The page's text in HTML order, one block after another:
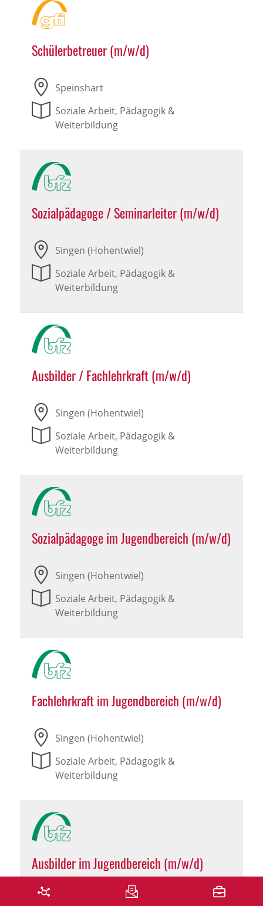
Schülerbetreuer (m/w/d)
Speinshart
Soziale Arbeit, Pädagogik &
Weiterbildung
Sozialpädagoge / Seminarleiter (m/w/d)
Singen (Hohentwiel)
Soziale Arbeit, Pädagogik &
Weiterbildung
Ausbilder / Fachlehrkraft (m/w/d)
Singen (Hohentwiel)
Soziale Arbeit, Pädagogik &
Weiterbildung
Sozialpädagoge im Jugendbereich (m/w/d)
Singen (Hohentwiel)
Soziale Arbeit, Pädagogik &
Weiterbildung
Fachlehrkraft im Jugendbereich (m/w/d)
Singen (Hohentwiel)
Soziale Arbeit, Pädagogik &
Weiterbildung
Ausbilder im Jugendbereich (m/w/d)
Singen (Hohentwiel)